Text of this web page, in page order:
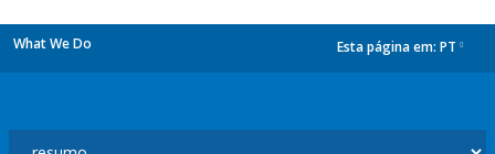
What We Do Esta página em: PT